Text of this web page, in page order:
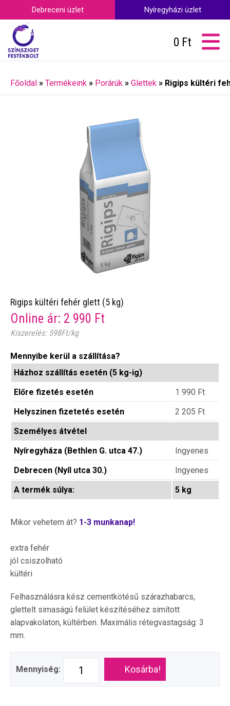
Debreceni üzlet Nyíregyházi üzlet
0 Ft
Főoldal » Termékeink » Porárúk » Glettek » Rigips kültéri
Rigips kültéri fehér glett (5 kg)
Online ár: 2 990 Ft
Kiszerelés: 598Ft/kg
Mennyibe kerül a szállítása?
Házhoz szállítás esetén (5 kg-ig)
Előre fizetés esetén
1 990 Ft
Helyszinen fizetetés esetén
2 205 Ft
Személyes átvétel
Nyíregyháza (Bethlen G. utca 47.)
Ingyenes
Debrecen (Nyíl utca 30.)
Ingyenes
A termék súlya:
5 kg
Mikor vehetem át? 1-3 munkanap!
extra fehér
jól csiszolható
kültéri
Felhasználásra kész cementkötésű szárazhabarcs,
glettelt simaságú felület készítéséhez simított
alapvakolaton, kültérben. Maximális rétegvastagság: 3
mm.
Mennyiség: Kosárba!